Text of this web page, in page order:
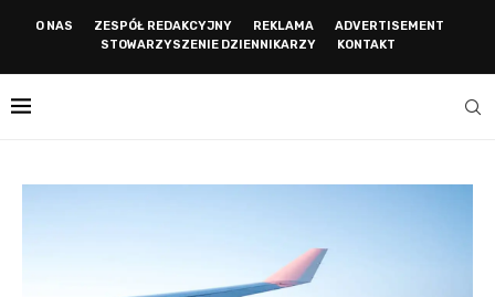
O NAS ZESPÓŁ REDAKCYJNY REKLAMA
ADVERTISEMENT
STOWARZYSZENIE DZIENNIKARZY
KONTAKT